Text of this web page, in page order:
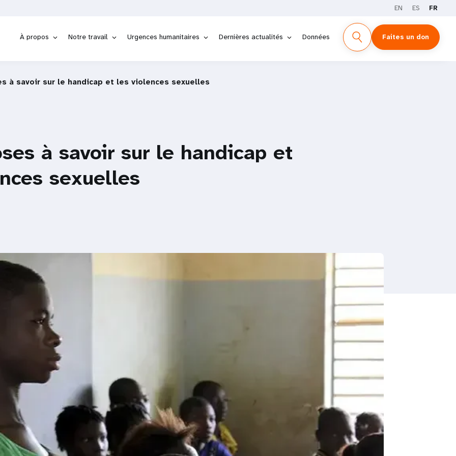
EN ES FR
À propos Notre travail Urgences humanitaires Dernières actualités Données Faites un don
à savoir sur le handicap et les violences sexuelles
à savoir sur le handicap et
sexuelles